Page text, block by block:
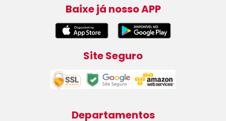
Baixe já nosso APP
Site Seguro
Departamentos